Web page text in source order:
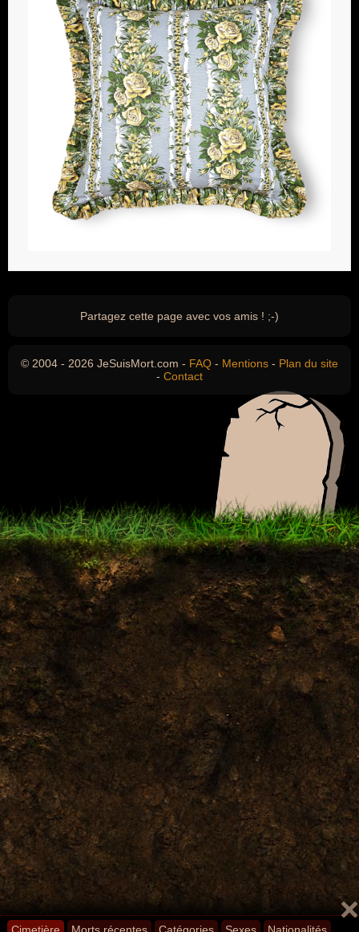
Partagez cette page avec vos amis ! ;-)
© 2004 - 2026 JeSuisMort.com - FAQ - Mentions - Plan du site
- Contact